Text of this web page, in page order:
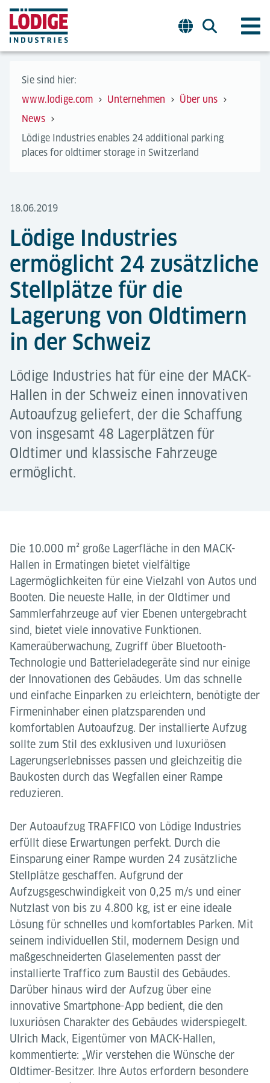
Sie sind hier:
www.lodige.com
Unternehmen
Über uns
News
Lödige Industries enables 24 additional parking
places for oldtimer storage in Switzerland
18.06.2019
Lödige Industries
ermöglicht 24 zusätzliche
Stellplätze für die
Lagerung von Oldtimern
in der Schweiz
Lödige Industries hat für eine der MACK-
Hallen in der Schweiz einen innovativen
Autoaufzug geliefert, der die Schaffung
von insgesamt 48 Lagerplätzen für
Oldtimer und klassische Fahrzeuge
ermöglicht.
Die 10.000 m² große Lagerfläche in den MACK-
Hallen in Ermatingen bietet vielfältige
Lagermöglichkeiten für eine Vielzahl von Autos und
Booten. Die neueste Halle, in der Oldtimer und
Sammlerfahrzeuge auf vier Ebenen untergebracht
sind, bietet viele innovative Funktionen.
Kameraüberwachung, Zugriff über Bluetooth-
Technologie und Batterieladegeräte sind nur einige
der Innovationen des Gebäudes. Um das schnelle
und einfache Einparken zu erleichtern, benötigte der
Firmeninhaber einen platzsparenden und
komfortablen Autoaufzug. Der installierte Aufzug
sollte zum Stil des exklusiven und luxuriösen
Lagerungserlebnisses passen und gleichzeitig die
Baukosten durch das Wegfallen einer Rampe
reduzieren.
Der Autoaufzug TRAFFICO von Lödige Industries
erfüllt diese Erwartungen perfekt. Durch die
Einsparung einer Rampe wurden 24 zusätzliche
Stellplätze geschaffen. Aufgrund der
Aufzugsgeschwindigkeit von 0,25 m/s und einer
Nutzlast von bis zu 4.800 kg, ist er eine ideale
Lösung für schnelles und komfortables Parken. Mit
seinem individuellen Stil, modernem Design und
maßgeschneiderten Glaselementen passt der
installierte Traffico zum Baustil des Gebäudes.
Darüber hinaus wird der Aufzug über eine
innovative Smartphone-App bedient, die den
luxuriösen Charakter des Gebäudes widerspiegelt.
Ulrich Mack, Eigentümer von MACK-Hallen,
kommentierte: „Wir verstehen die Wünsche der
Oldtimer-Besitzer. Ihre Autos erfordern besondere